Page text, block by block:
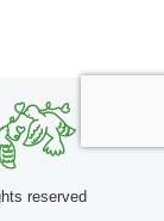
reserved